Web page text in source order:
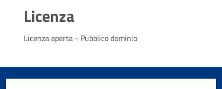
Licenza
Licenza aperta - Pubblico dominio